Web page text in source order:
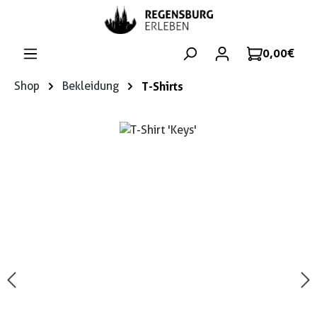
Zum Hauptinhalt springen
0,00 €
Shop Bekleidung T-Shirts
Bildergalerie überspringen